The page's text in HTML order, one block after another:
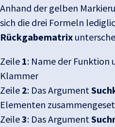
Anhand der gelben
sich die drei Formeln
Rückgabematrix
Zeile 1: Name der Funktion
Klammer
Zeile 2: Das Argument
Elementen
Zeile3: Das Argument